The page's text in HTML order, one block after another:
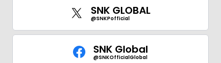
GLOBAL
한글
SNK GLOBAL
@SNKPofficial
SNK Global
@SNKOfficialGlobal